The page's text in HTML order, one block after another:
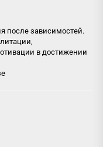
после зависимостей.
в достижении